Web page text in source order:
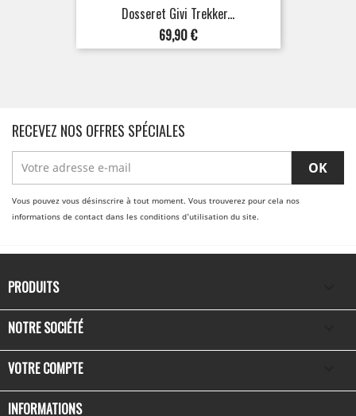
Dosseret Givi Trekker...
Prix
69,90 €
RECEVEZ NOS OFFRES SPÉCIALES
Vous pouvez vous désinscrire à tout moment. Vous trouverez pour cela nos
informations de contact dans les conditions d'utilisation du site.
PRODUITS
NOTRE SOCIÉTÉ
VOTRE COMPTE
INFORMATIONS